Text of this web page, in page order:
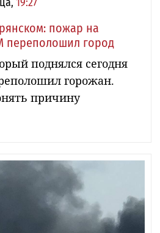
пожар на
переполошил город
поднялся сегодня
горожан.
причину